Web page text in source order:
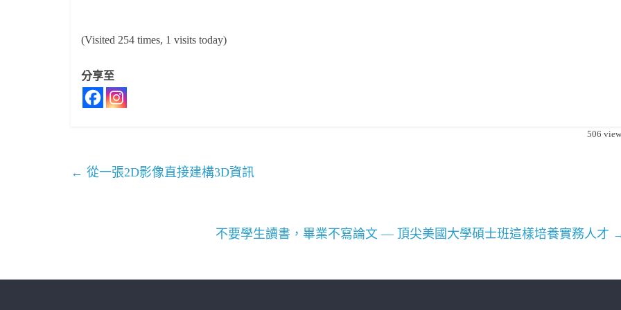
(Visited 254 times, 1 visits today)
分享至
506
← 從一張2D影像直接建構3D資訊
不要學生讀書，畢業不寫論文 — 頂尖美國大學碩士班這樣培養實務人才